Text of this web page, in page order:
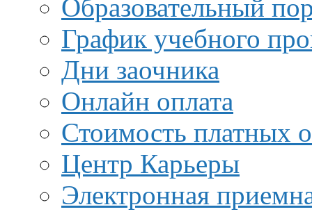
Образовательный
График учебного
Дни заочника
Онлайн оплата
Стоимость платных
Центр Карьеры
Электронная